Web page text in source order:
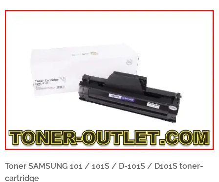
Toner SAMSUNG 101 / 101S / D-101S / D101S toner-
cartridge